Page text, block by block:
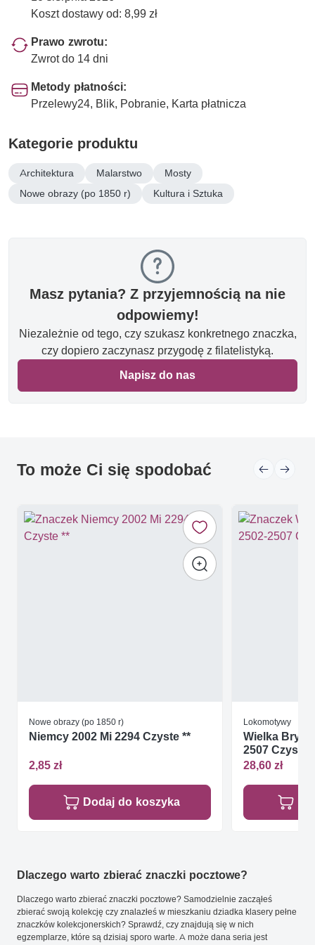
Koszt dostawy od: 8,99 zł
Prawo zwrotu:
Zwrot do 14 dni
Metody płatności:
Przelewy24, Blik, Pobranie, Karta płatnicza
Kategorie produktu
Architektura Malarstwo
Mosty
Nowe obrazy (po 1850 r)
Kultura i Sztuka
Masz pytania? Z przyjemnością na nie
odpowiemy!
Niezależnie od tego, czy szukasz konkretnego znaczka,
czy dopiero zaczynasz przygodę z filatelistyką.
Napisz do nas
To może Ci się spodobać
Nowe obrazy (po 1850 r)
Niemcy 2002 Mi 2294 Czyste **
2,85 zł
Dodaj do koszyka
Lokomotywy
Wielka
2507 Czyste
28,60 zł
Dlaczego warto zbierać znaczki pocztowe?
Dlaczego warto zbierać znaczki pocztowe? Samodzielnie zacząłeś
zbierać swoją kolekcję czy znalazłeś w mieszkaniu dziadka klasery pełne
znaczków kolekcjonerskich? Sprawdź, czy znajdują się w nich
egzemplarze, które są dzisiaj sporo warte. A może dana seria jest